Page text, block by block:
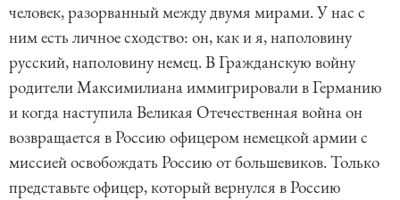
человек, разорванный между двумя мирами. У нас с
ним есть личное сходство: он, как и я, наполовину
русский, наполовину немец. В Гражданскую войну
родители Максимилиана иммигрировали в Германию
и когда наступила Великая Отечественная война он
возвращается в Россию офицером немецкой армии с
миссией освобождать Россию от большевиков. Только
представьте офицер, который вернулся в Россию